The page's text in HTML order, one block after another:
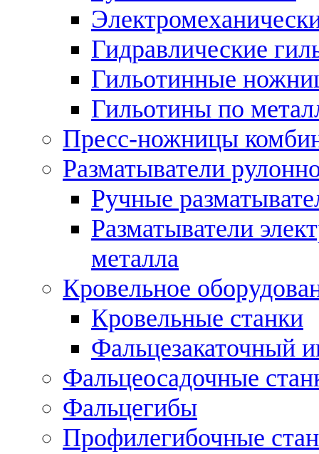
Гидравлические
Гильотинные
Гильотины по
Пресс-ножницы
Разматыватели
Ручные
Разматыватели
металла
Кровельное
Кровельные станки
Фальцезакаточный
Фальцеосадочные
Фальцегибы
Профилегибочные